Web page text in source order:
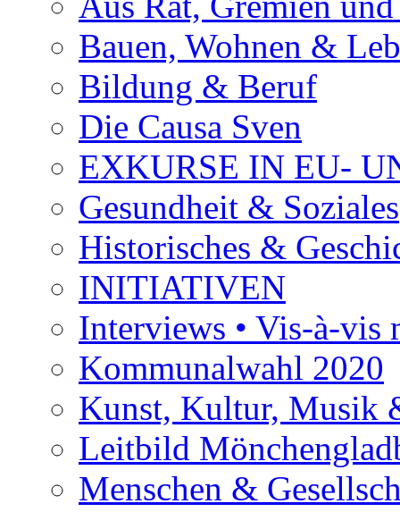
Bauen, Wohnen &
Bildung & Beruf
Die Causa Sven
EXKURSE IN EU-
Gesundheit & Soziales
Historisches &
INITIATIVEN
Interviews • Vis-à-vis
Kommunalwahl 2020
Kunst, Kultur, Musik
Leitbild
Menschen &